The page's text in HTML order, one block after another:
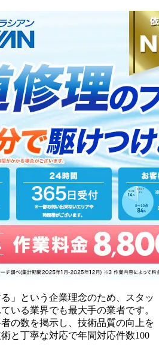
」という企業理念のため、スタッ
いる業界でも最大手の業者です。
の数を掲示し、技術品質の向上を
と丁寧な対応で年間対応件数100